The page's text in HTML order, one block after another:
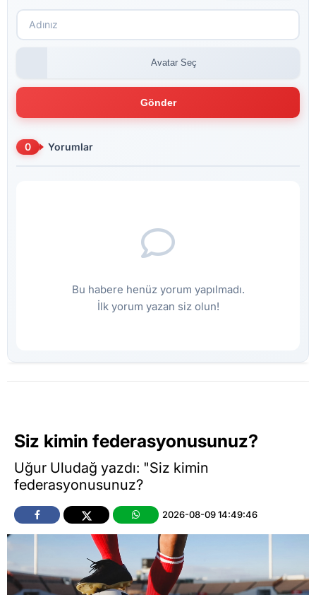
Avatar Seç
Gönder
0 Yorumlar
Bu habere henüz yorum yapılmadı.
İlk yorum yazan siz olun!
Siz kimin federasyonusunuz?
Uğur Uludağ yazdı: "Siz kimin
federasyonusunuz?
2026-08-09 14:49:46